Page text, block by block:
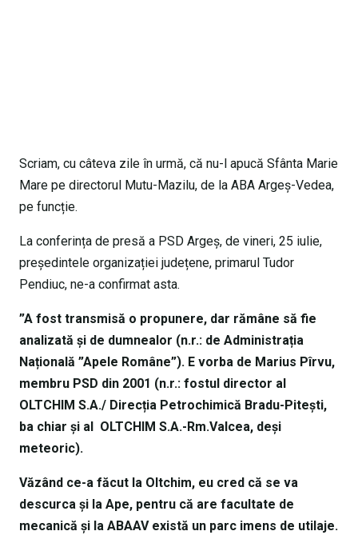
Scriam, cu câteva zile în urmă, că nu-l apucă Sfânta Marie
Mare pe directorul Mutu-Mazilu, de la ABA Argeș-Vedea,
pe funcție.
La conferința de presă a PSD Argeș, de vineri, 25 iulie,
președintele organizației județene, primarul Tudor
Pendiuc, ne-a confirmat asta.
”A fost transmisă o propunere, dar rămâne să fie
analizată și de dumnealor (n.r.: de Administrația
Națională ”Apele Române”). E vorba de Marius Pîrvu,
membru PSD din 2001 (n.r.: fostul director al
OLTCHIM S.A./ Direcția Petrochimică Bradu-Pitești,
ba chiar și al OLTCHIM S.A.-Rm.Valcea, deși
meteoric).
Văzând ce-a făcut la Oltchim, eu cred că se va
descurca și la Ape, pentru că are facultate de
mecanică și la ABAAV există un parc imens de utilaje.